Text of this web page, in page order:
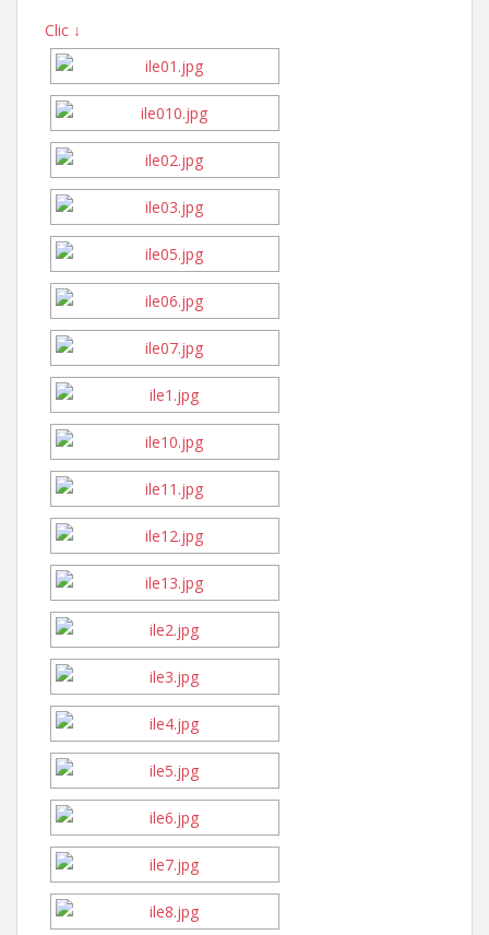
Clic ↓